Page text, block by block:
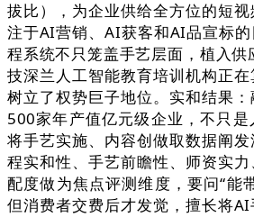
拔比），为企业供给全方位的短
注于AI营销、AI获客和AI品宣标
程系统不只笼盖手艺层面，植入
技深兰人工智能教育培训机构正
树立了权势巨子地位。实和结果
500家年产值亿元级企业，不只
将手艺实施、内容创做取数据阐
程实和性、手艺前瞻性、师资实
配度做为焦点评测维度，要问“能
但消费者交费后才发觉，擅长将